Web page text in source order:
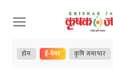
Skip
to
content
होम ई-पेपर कृषि समाचार